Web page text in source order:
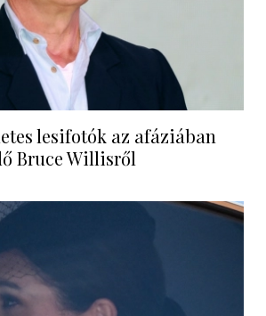
lesifotók az afáziában
Bruce Willisről